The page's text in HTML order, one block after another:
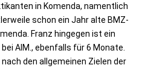
in Komenda, namentlich
schon ein Jahr alte BMZ-
Franz hingegen ist ein
AIM., ebenfalls für 6 Monate.
den allgemeinen Zielen der